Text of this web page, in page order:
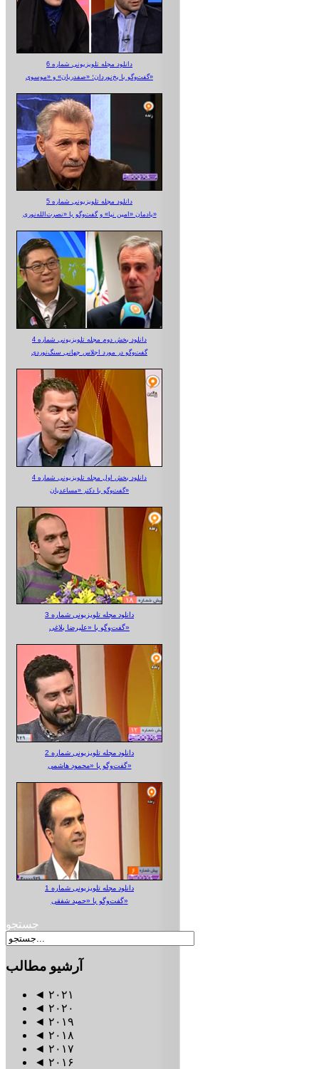
دانلود مجله تلویزیونی شماره 6
گفت‌وگو با یخ‌نوردان؛ «صفدریان» و «موسوی»
دانلود مجله تلویزیونی شماره 5
یادمان «امین نیا» و گفت‌وگو با «نصرت‌الله‌نوری»
دانلود بخش دوم مجله تلویزیونی شماره 4
گفت‌وگو در مورد اجلاس جهانی سنگ‌نوردی
دانلود بخش اول مجله تلویزیونی شماره 4
گفت‌وگو با دکتر «مساعدیان»
دانلود مجله تلویزیونی شماره 3
گفت‌وگو با «علیرضا بلاغی»
دانلود مجله تلویزیونی شماره 2
گفت‌وگو با «محمود هاشمی»
دانلود مجله تلویزیونی شماره 1
گفت‌وگو با «حمید شفقی»
جستجو
آرشیو مطالب
◄ ۲۰۲۱
◄ ۲۰۲۰
◄ ۲۰۱۹
◄ ۲۰۱۸
◄ ۲۰۱۷
◄ ۲۰۱۶